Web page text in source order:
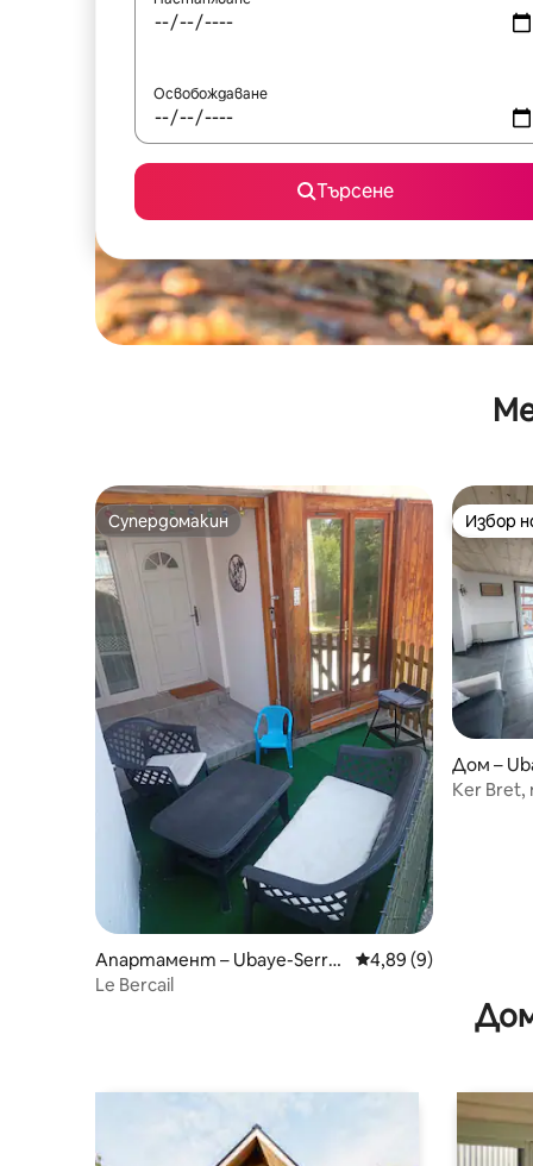
Освобождаване
Търсене
Супердомакин
Супердомакин
Апартамент – Ubaye-Serre-
Ponçon
Средна оценка:
4,89 (9)
Le Bercail
Избор
Избор
Дом –
Ker Bret,